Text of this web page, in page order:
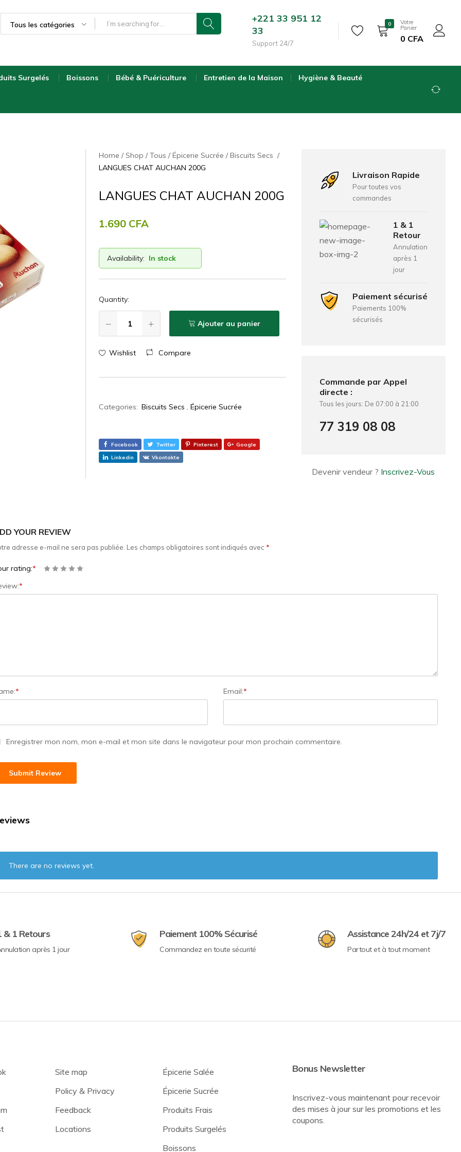
Tous les catégories
+221 33 951 12
33
Support 24/7
0 Votre
Panier
0 CFA
Surgelés Boissons Bébé & Puériculture Entretien de la Maison Hygiène & Beauté
Home Shop Tous Épicerie Sucrée
Biscuits Secs
LANGUES CHAT AUCHAN 200G
LANGUES CHAT AUCHAN 200G
1.690 CFA
Availability: In stock
Quantity:
Ajouter au panier
Wishlist Compare
Categories: Biscuits Secs ,Épicerie Sucrée
Facebook Twitter Pinterest
Google
Linkedin
Vkontakte
Livraison Rapide
Pour toutes vos
commandes
1 & 1
Retour
Annulation
après 1
jour
Paiement sécurisé
Paiements 100%
sécurisés
Commande par Appel
directe :
Tous les jours: De 07:00 à 21:00
77 319 08 08
Devenir vendeur ? Inscrivez-Vous
YOUR REVIEW
adresse e-mail ne sera pas publiée. Les champs obligatoires sont indiqués avec *
rating:*
*
* Email:*
Enregistrer mon nom, mon e-mail et mon site dans le navigateur pour mon prochain commentaire.
There are no reviews yet.
& 1 Retours
après 1 jour
Paiement 100% Sécurisé
Commandez en toute sécurité
Assistance 24h/24 et 7j/7
Partout et à tout moment
Site map
Policy & Privacy
Feedback
Locations
Épicerie Salée
Épicerie Sucrée
Produits Frais
Produits Surgelés
Boissons
Bonus Newsletter
Inscrivez-vous maintenant pour recevoir
des mises à jour sur les promotions et les
coupons.